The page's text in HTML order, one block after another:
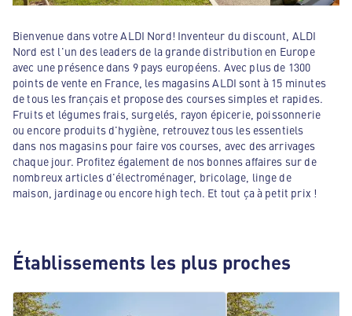
Bienvenue dans votre ALDI Nord! Inventeur du discount, ALDI
Nord est l'un des leaders de la grande distribution en Europe
avec une présence dans 9 pays européens. Avec plus de 1300
points de vente en France, les magasins ALDI sont à 15 minutes
de tous les français et propose des courses simples et rapides.
Fruits et légumes frais, surgelés, rayon épicerie, poissonnerie
ou encore produits d'hygiène, retrouvez tous les essentiels
dans nos magasins pour faire vos courses, avec des arrivages
chaque jour. Profitez également de nos bonnes affaires sur de
nombreux articles d'électroménager, bricolage, linge de
maison, jardinage ou encore high tech. Et tout ça à petit prix !
Établissements les plus proches